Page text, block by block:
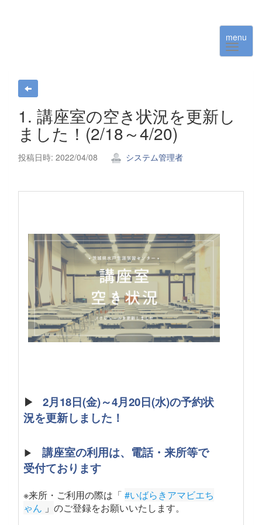
menu
1. 講座室の空き状況を更新し
ました！(2/18～4/20)
投稿日時: 2022/04/08 システム管理者
▶
2月18日(金)～4月20日(水)の予約状
況を更新しました！
▶ 講座室の利用は、電話・来所等で
受付ております
※来所・ご利用の際は「 #いばらきアマビエち
ゃん 」 のご登録をお願いいたします。